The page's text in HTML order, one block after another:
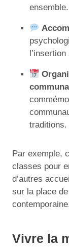
ensemble.
traditions.
Par exemple,
classes pour
d’autres
sur la place
Vivre la